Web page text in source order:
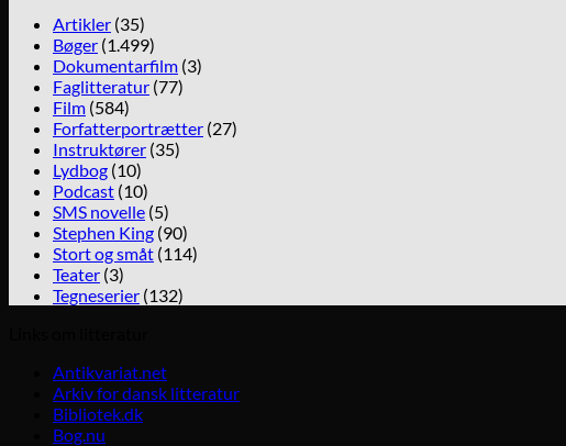
Artikler (35)
Bøger (1.499)
Dokumentarfilm (3)
Faglitteratur (77)
Film (584)
Forfatterportrætter (27)
Instruktører (35)
Lydbog (10)
Podcast (10)
SMS novelle (5)
Stephen King (90)
Stort og småt (114)
Teater (3)
Tegneserier (132)
Antikvariat.net
Arkiv for dansk litteratur
Bibliotek.dk
Bog.nu